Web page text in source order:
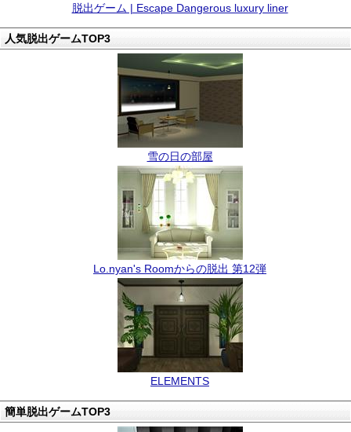
脱出ゲーム | Escape Dangerous luxury liner
人気脱出ゲームTOP3
雪の日の部屋
Lo.nyan's Roomからの脱出 第12弾
ELEMENTS
簡単脱出ゲームTOP3